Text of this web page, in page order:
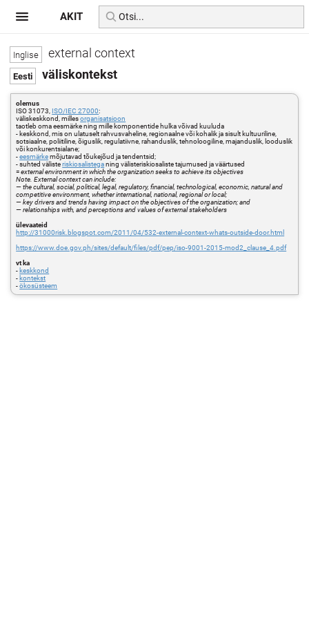
external context
väliskontekst
olemus
ISO 31073, ISO/IEC 27000:
väliskeskkond, millesorganisatsioon
taotleb oma eesmärke ning mille komponentide hulka võivad kuuluda
- keskkond, mis on ulatuselt rahvusvaheline, regionaalne või kohalik ja sisult kultuuriline,
sotsiaalne, poliitiline, õiguslik, regulatiivne, rahanduslik, tehnoloogiline, majanduslik, looduslik
või konkurentsialane;
-eesmärkemõjutavad tõukejõud ja tendentsid;
- suhted välisteriskiosalisteganing välisteriskiosaliste tajumused ja väärtused
=external environment in which the organization seeks to achieve its objectives
Note. External context can include:
— the cultural, social, political, legal, regulatory, financial, technological, economic, natural and
competitive environment, whether international, national, regional or local;
— key drivers and trends having impact on the objectives of the organization; and
— relationships with, and perceptions and values of external stakeholders
ülevaateid
http://31000risk.blogspot.com/2011/04/532-external-context-whats-outside-door.html
https://www.doe.gov.ph/sites/default/files/pdf/pep/iso-9001-2015-mod2_clause_4.pdf
vt ka
- keskkond
- kontekst
-ökosüsteem
AKIT